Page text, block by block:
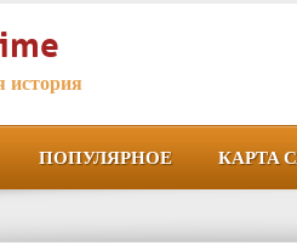
история
ПОПУЛЯРНОЕ КАРТА